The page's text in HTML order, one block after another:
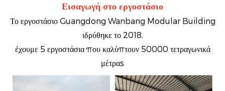
Εισαγωγή στο εργοστάσιο
Το εργοστάσιο Guangdong Wanbang Modular Building
ιδρύθηκε το 2018,
έχουμε 5 εργοστάσια που καλύπτουν 50000 τετραγωνικά
μέτραs